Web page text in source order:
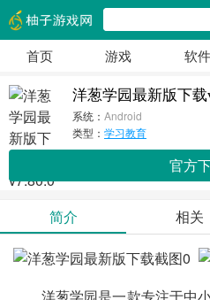
首页 游戏 软件
洋葱学园最新版下载
系统： Android
类型： 学习教育
官方
简介 相关